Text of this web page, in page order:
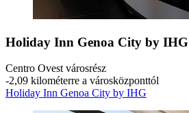
Holiday Inn Genoa City by IHG
Centro Ovest városrész
‐2,09 kilométerre a városközponttól
Holiday Inn Genoa City by IHG